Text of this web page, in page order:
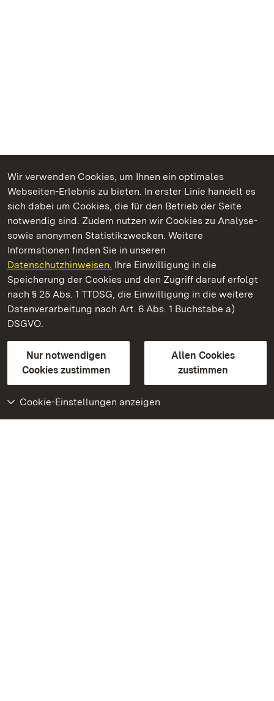
Wir verwenden Cookies, um Ihnen ein optimales
Webseiten-Erlebnis zu bieten. In erster Linie handelt es
sich dabei um Cookies, die für den Betrieb der Seite
notwendig sind. Zudem nutzen wir Cookies zu Analyse-
sowie anonymen Statistikzwecken. Weitere
Informationen finden Sie in unseren
Datenschutzhinweisen. Ihre Einwilligung in die
Speicherung der Cookies und den Zugriff darauf erfolgt
nach § 25 Abs. 1 TTDSG, die Einwilligung in die weitere
Datenverarbeitung nach Art. 6 Abs. 1 Buchstabe a)
DSGVO.
Nur notwendigen
Cookies zustimmen
Allen Cookies
zustimmen
Cookie-Einstellungen anzeigen
Kommen. Staunen. Genießen.
Staatliche Schlösser und Gärten Baden‑Württemberg
Staatliche Schlösser und Gärten Baden-Württemberg
Kontakt
GebärdenspracheLeichte Sprache
Erklärung zur Barrierefreiheit
BITV-konform (geprüfte Seiten)
Weiteres